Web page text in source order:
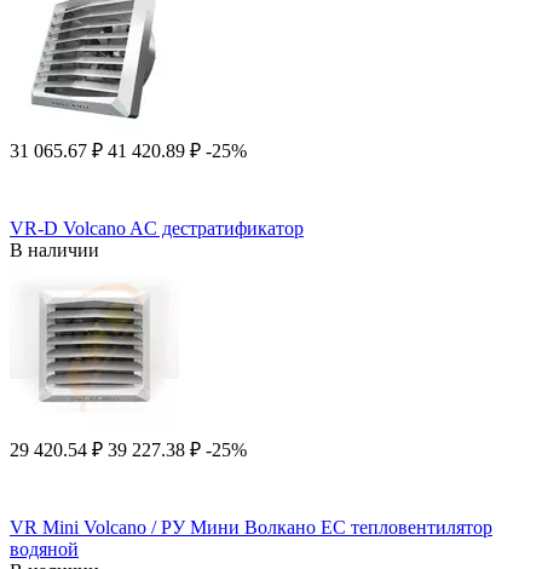
31 065.67 ₽ 41 420.89 ₽ -25%
VR-D Volcano AC дестратификатор
В наличии
29 420.54 ₽ 39 227.38 ₽ -25%
VR Mini Volcano / РУ Мини Волкано EC тепловентилятор
водяной